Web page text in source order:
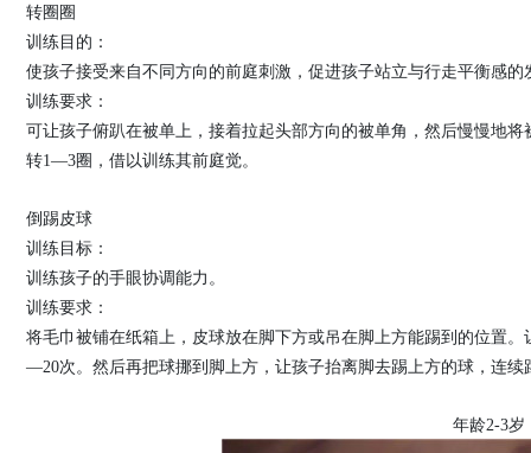
转圈圈
训练目的：
使孩子接受来自不同方向的前庭刺激，促进孩子站立与行走平衡感的
训练要求：
可让孩子俯趴在被单上，接着拉起头部方向的被单角，然后慢慢地
转1—3圈，借以训练其前庭觉。
倒踢皮球
训练目标：
训练孩子的手眼协调能力。
训练要求：
将毛巾被铺在纸箱上，皮球放在脚下方或吊在脚上方能踢到的位置
—20次。然后再把球挪到脚上方，让孩子抬离脚去踢上方的球，连
年龄2-3岁